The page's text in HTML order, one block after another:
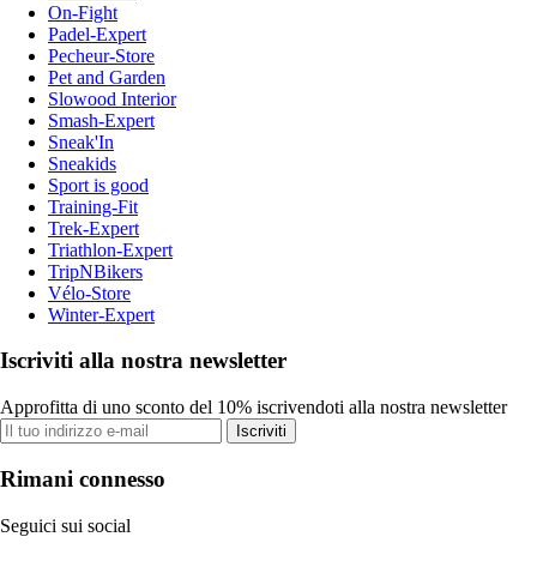
On-Fight
Padel-Expert
Pecheur-Store
Pet and Garden
Slowood Interior
Smash-Expert
Sneak'In
Sneakids
Sport is good
Training-Fit
Trek-Expert
Triathlon-Expert
TripNBikers
Vélo-Store
Winter-Expert
Iscriviti alla nostra newsletter
Approfitta di uno sconto del 10% iscrivendoti alla nostra newsletter
Iscriviti
Rimani connesso
Seguici sui social